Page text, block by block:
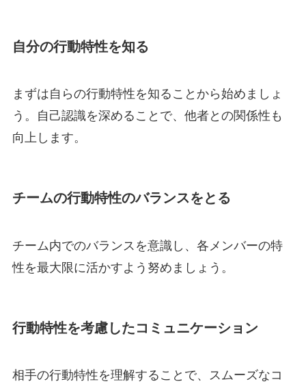
自分の行動特性を知る
まずは自らの行動特性を知ることから始めましょ
う。自己認識を深めることで、他者との関係性も
向上します。
チームの行動特性のバランスをとる
チーム内でのバランスを意識し、各メンバーの特
性を最大限に活かすよう努めましょう。
行動特性を考慮したコミュニケーション
相手の行動特性を理解することで、スムーズなコ